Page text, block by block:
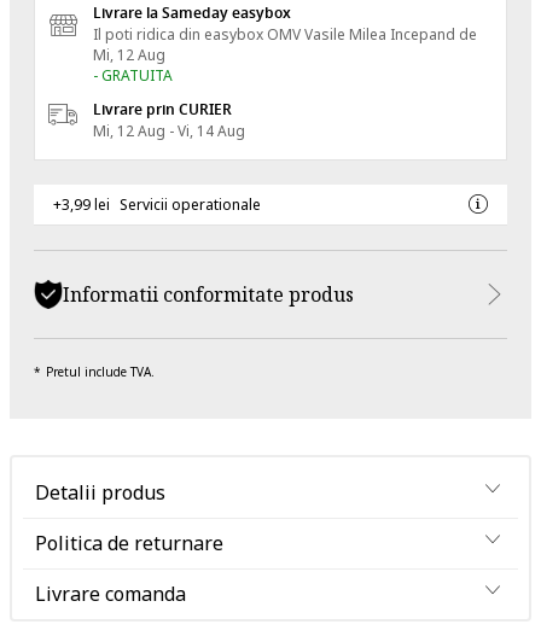
Livrare la Sameday easybox
Il poti ridica din easybox OMV Vasile Milea Incepand de
Mi, 12 Aug
- GRATUITA
Livrare prin CURIER
Mi, 12 Aug - Vi, 14 Aug
+3,99 lei Servicii operationale
Informatii conformitate produs
Pretul include TVA.
Detalii produs
Politica de returnare
Livrare comanda